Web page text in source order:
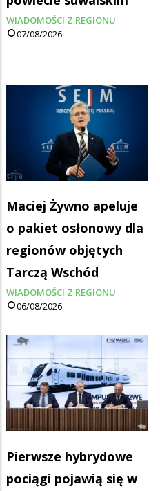
WIADOMOŚCI Z REGIONU
07/08/2026
Maciej Żywno apeluje
o pakiet osłonowy dla
regionów objętych
Tarczą Wschód
WIADOMOŚCI Z REGIONU
06/08/2026
Pierwsze hybrydowe
pociągi pojawią się w